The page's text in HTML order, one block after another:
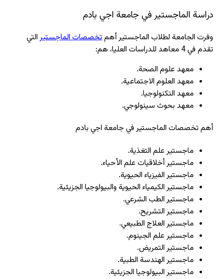
دراسة الماجستير في جامعة اجي بادم
وفرت الجامعة لطلاب الماجستير أهمتخصصات الماجستيرالتي
تقدم في 4 معاهد للدراسات العليا، هم:
معهد علوم الصحة.
معهد العلوم الاجتماعية.
معهد التكنولوجيا.
معهد بحوث سينولوجي.
أهم تخصصات الماجستير في جامعة اجي بادم
ماجستير علم التغذية.
ماجستير أخلاقيات علم الأحياء.
ماجستير الفيزياء الحيوية.
ماجستير الكيمياء الحيوية والبيولوجيا الجزيئية.
ماجستير الطب الشرعي.
ماجستير التشريح.
ماجستير العلاج الطبيعي.
ماجستير علم الجينوم.
ماجستير التمريض.
ماجستير الهندسة الطبية.
ماجستير البيولوجيا الجزيئية.